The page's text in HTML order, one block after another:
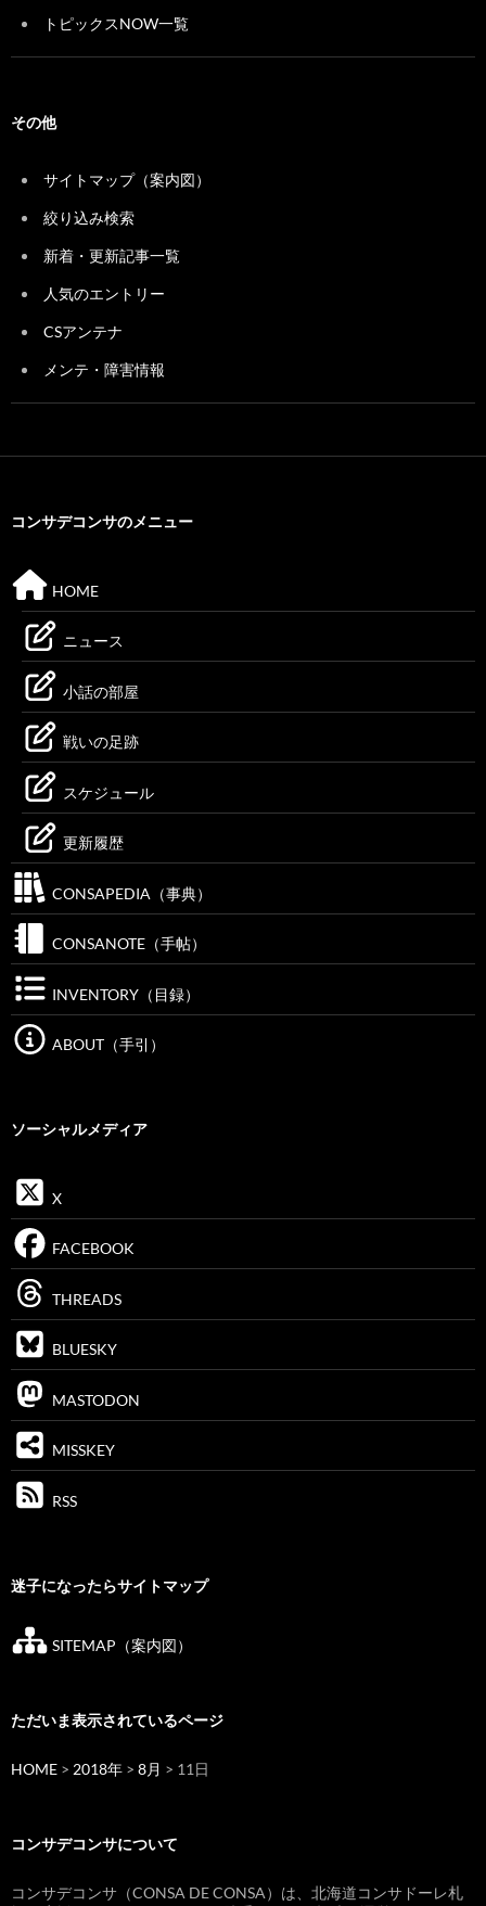
トピックスNOW一覧
その他
サイトマップ（案内図）
絞り込み検索
新着・更新記事一覧
人気のエントリー
CSアンテナ
メンテ・障害情報
コンサデコンサのメニュー
HOME
ニュース
小話の部屋
戦いの足跡
スケジュール
更新履歴
CONSAPEDIA（事典）
CONSANOTE（手帖）
INVENTORY（目録）
ABOUT（手引）
ソーシャルメディア
X
FACEBOOK
THREADS
BLUESKY
MASTODON
MISSKEY
RSS
迷子になったらサイトマップ
SITEMAP（案内図）
ただいま表示されているページ
HOME > 2018年 > 8月 > 11日
コンサデコンサについて
コンサデコンサ（CONSA DE CONSA）は、北海道コンサドーレ札